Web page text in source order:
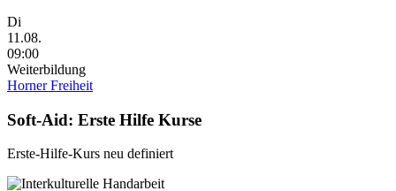
Di
11.08.
09:00
Weiterbildung
Horner Freiheit
Soft-Aid: Erste Hilfe Kurse
Erste-Hilfe-Kurs neu definiert